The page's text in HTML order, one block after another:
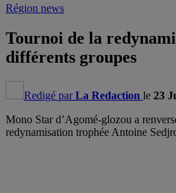
Région news
Tournoi de la
différents groupes
Redigé par La Redaction le 23
Mono Star d’Agomé-glozou a
redynamisation trophée Antoine